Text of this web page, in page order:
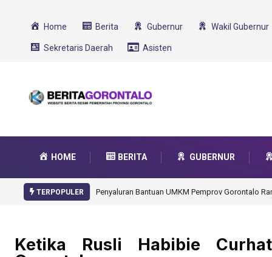
Home Berita Gubernur Wakil Gubernur
Sekretaris Daerah Asisten
HOME BERITA GUBERNUR
TERPOPULER Gorontalo Ikut Dukung Program SMA Unggul
Ketika Rusli Habibie